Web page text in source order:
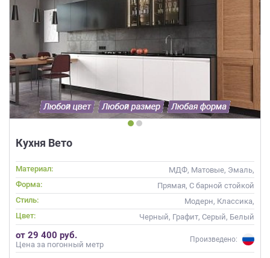
Кухня Вето
Материал:
МДФ, Матовые, Эмаль,
Глянцевые
Форма:
Прямая, С барной стойкой
Стиль:
Модерн, Классика,
Скандинавский, Неоклассика,
Современные
Цвет: Черный, Графит, Серый, Белый
от 29 400 руб.
Цена за погонный метр
Произведено: